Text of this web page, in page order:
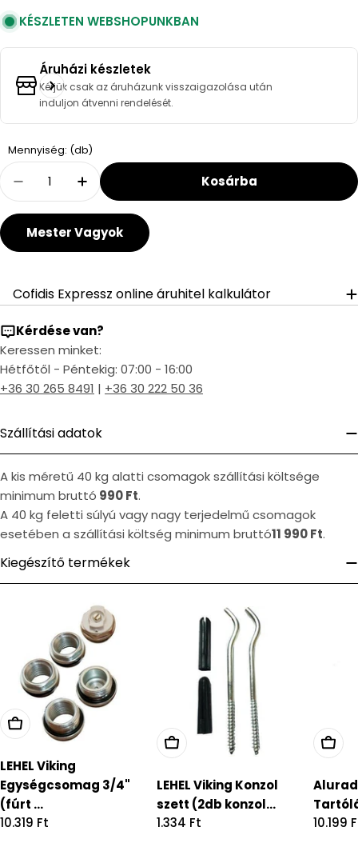
KÉSZLETEN WEBSHOPUNKBAN
Áruházi készletek
Kérjük csak az áruházunk visszaigazolása után
induljon átvenni rendelését.
Mennyiség: (db)Quantity
Decrease Quantity For LEHEL Viking 600/07
Increase Quantity For LEHEL Viking
Kosárba
Mester Vagyok
Cofidis Expressz online áruhitel kalkulátor
Kérdése van?
Keressen minket:
Hétfőtől - Péntekig: 07:00 - 16:00
+36 30 265 8491 | +36 30 222 50 36
Szállítási adatok
A kis méretű 40 kg alatti csomagok szállítási költsége
minimum bruttó 990 Ft.
A 40 kg feletti súlyú vagy nagy terjedelmű csomagok
esetében a szállítási költség minimum bruttó11 990 Ft.
Kiegészítő termékek
LEHEL Viking
Egységcsomag 3/4"
(fúrt ...
Regular
10.319 Ft
LEHEL Viking Konzol
szett (2db konzol...
Regular
1.334 Ft 10.199